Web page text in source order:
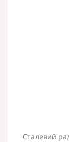
Сталевий